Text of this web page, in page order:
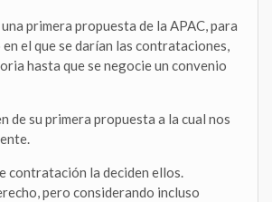
primera propuesta de la APAC, para
el que se darían las contrataciones,
hasta que se negocie un convenio
de su primera propuesta a la cual nos
contratación la deciden ellos.
pero considerando incluso